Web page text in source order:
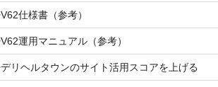
V62仕様書（参考）
V62運用マニュアル（参考）
デリヘルタウンのサイト活用スコアを上げる